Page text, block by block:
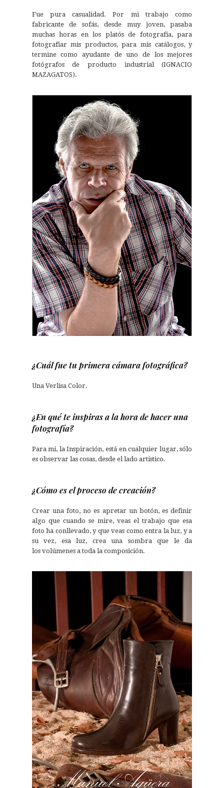
Fue pura casualidad. Por mi trabajo como
fabricante de sofás, desde muy joven, pasaba
muchas horas en los platós de fotografía, para
fotografiar mis productos, para mis catálogos, y
termine como ayudante de uno de los mejores
fotógrafos de producto industrial (IGNACIO
MAZAGATOS).
¿Cuál fue tu primera cámara fotográfica?
Una Verlisa Color.
¿En qué te inspiras a la hora de hacer una
fotografía?
Para mí, la Inspiración, está en cualquier lugar, sólo
es observar las cosas, desde el lado artístico.
¿Cómo es el proceso de creación?
Crear una foto, no es apretar un botón, es definir
algo que cuando se mire, veas el trabajo que esa
foto ha conllevado, y que veas como entra la luz, y a
su vez, esa luz, crea una sombra que le da
los volúmenes a toda la composición.